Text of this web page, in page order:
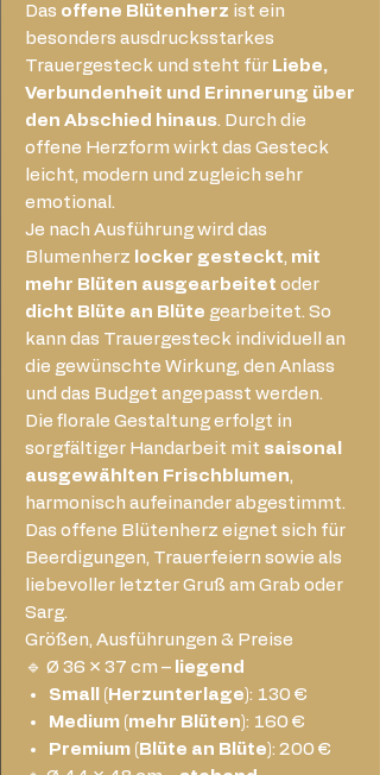
Das offene Blütenherz ist ein
besonders ausdrucksstarkes
Trauergesteck und steht für Liebe,
Verbundenheit und Erinnerung über
den Abschied hinaus. Durch die
offene Herzform wirkt das Gesteck
leicht, modern und zugleich sehr
emotional.
Je nach Ausführung wird das
Blumenherz locker gesteckt, mit
mehr Blüten ausgearbeitet oder
dicht Blüte an Blüte gearbeitet. So
kann das Trauergesteck individuell an
die gewünschte Wirkung, den Anlass
und das Budget angepasst werden.
Die florale Gestaltung erfolgt in
sorgfältiger Handarbeit mit saisonal
ausgewählten Frischblumen,
harmonisch aufeinander abgestimmt.
Das offene Blütenherz eignet sich für
Beerdigungen, Trauerfeiern sowie als
liebevoller letzter Gruß am Grab oder
Sarg.
Größen, Ausführungen & Preise
🔹 Ø 36 × 37 cm – liegend
Small (Herzunterlage): 130 €
Medium (mehr Blüten): 160 €
Premium (Blüte an Blüte): 200 €